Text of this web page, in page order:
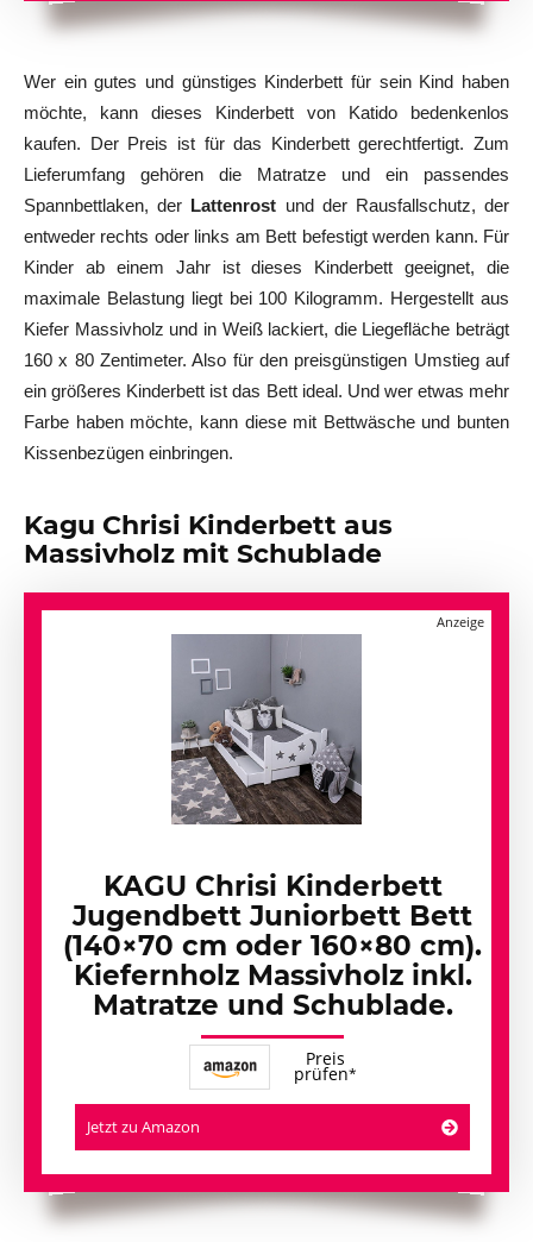
Wer ein gutes und günstiges Kinderbett für sein Kind haben
möchte, kann dieses Kinderbett von Katido bedenkenlos
kaufen. Der Preis ist für das Kinderbett gerechtfertigt. Zum
Lieferumfang gehören die Matratze und ein passendes
Spannbettlaken, der Lattenrost und der Rausfallschutz, der
entweder rechts oder links am Bett befestigt werden kann. Für
Kinder ab einem Jahr ist dieses Kinderbett geeignet, die
maximale Belastung liegt bei 100 Kilogramm. Hergestellt aus
Kiefer Massivholz und in Weiß lackiert, die Liegefläche beträgt
160 x 80 Zentimeter. Also für den preisgünstigen Umstieg auf
ein größeres Kinderbett ist das Bett ideal. Und wer etwas mehr
Farbe haben möchte, kann diese mit Bettwäsche und bunten
Kissenbezügen einbringen.
Kagu Chrisi Kinderbett aus
Massivholz mit Schublade
KAGU Chrisi Kinderbett
Jugendbett Juniorbett Bett
(140×70 cm oder 160×80 cm).
Kiefernholz Massivholz inkl.
Matratze und Schublade.
Preis
prüfen
Jetzt zu Amazon